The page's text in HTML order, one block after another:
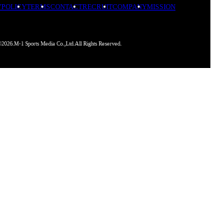
TERMSCONTACTRECRUITCOMPANYMISSION
1 Sports Media Co.,Ltd.All Rights Reserved.